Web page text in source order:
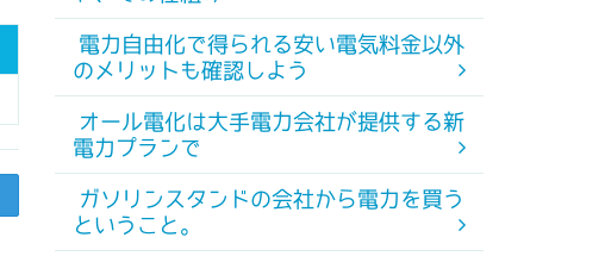
電力自由化で得られる安い電気料金以外
のメリットも確認しよう
オール電化は大手電力会社が提供する新
電力プランで
ガソリンスタンドの会社から電力を買う
ということ。